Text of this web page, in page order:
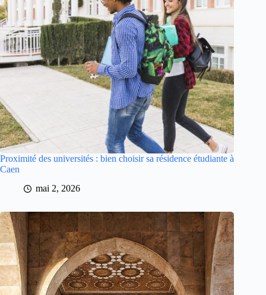
Proximité des universités : bien choisir sa résidence étudiante à
Caen
mai 2, 2026